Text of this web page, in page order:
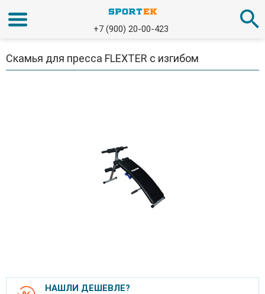
+7 (900) 20-00-423
Скамья для пресса FLEXTER с изгибом
НАШЛИ ДЕШЕВЛЕ?